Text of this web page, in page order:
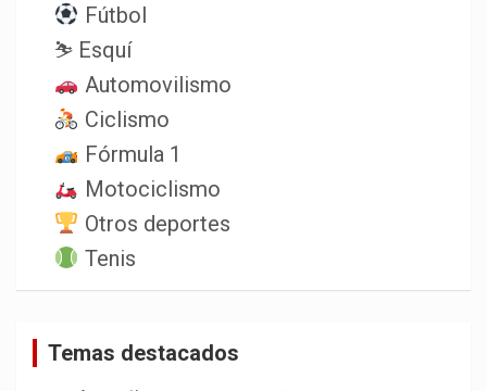
Fútbol
⛷️ Esquí
Automovilismo
Ciclismo
Fórmula 1
Motociclismo
Otros deportes
Tenis
Temas destacados